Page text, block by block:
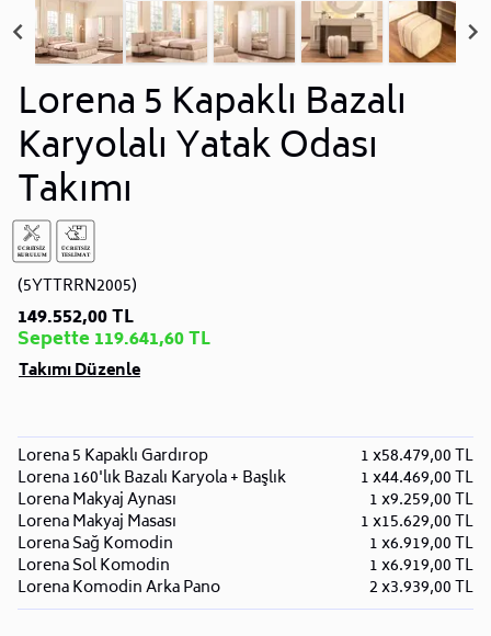
Lorena 5 Kapaklı Bazalı
Karyolalı Yatak Odası
Takımı
(5YTTRRN2005)
149.552,00 TL
Sepette 119.641,60 TL
Takımı Düzenle
Lorena 5 Kapaklı Gardırop 1 x58.479,00 TL
Lorena 160'lık Bazalı Karyola + Başlık
1 x44.469,00 TL
Lorena Makyaj Aynası
1 x9.259,00 TL
Lorena Makyaj Masası
1 x15.629,00 TL
Lorena Sağ Komodin
1 x6.919,00 TL
Lorena Sol Komodin
1 x6.919,00 TL
Lorena Komodin Arka Pano
2 x3.939,00 TL